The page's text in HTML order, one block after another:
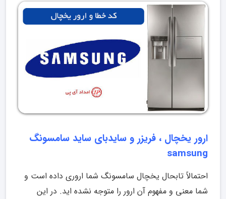
ارور یخچال ، فریزر و سایدبای ساید سامسونگ
samsung
احتمالاً تابحال یخچال سامسونگ شما اروری داده است و
شما معنی و مفهوم آن ارور را متوجه نشده اید. در این